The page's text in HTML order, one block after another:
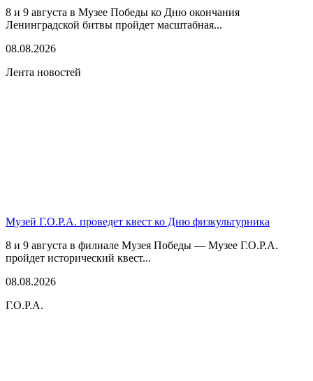
8 и 9 августа в Музее Победы ко Дню окончания
Ленинградской битвы пройдет масштабная...
08.08.2026
Лента новостей
Музей Г.О.Р.А. проведет квест ко Дню физкультурника
8 и 9 августа в филиале Музея Победы — Музее Г.О.Р.А.
пройдет исторический квест...
08.08.2026
Г.О.Р.А.